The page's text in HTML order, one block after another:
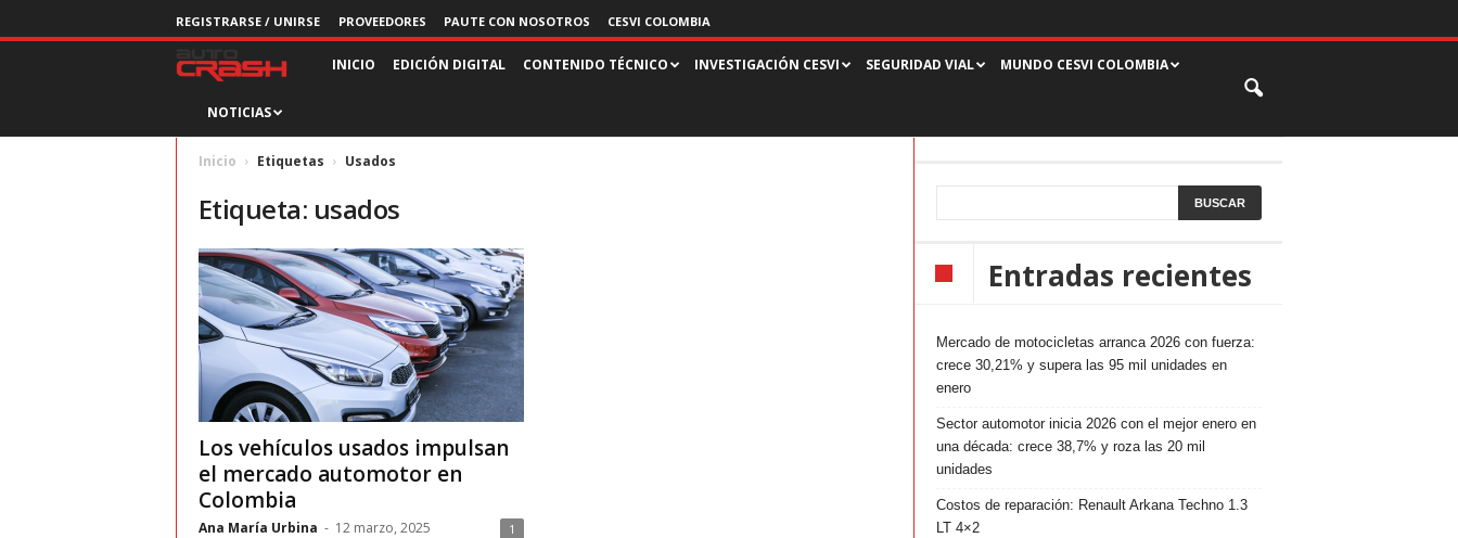
REGISTRARSE / UNIRSE PROVEEDORES PAUTE CON NOSOTROS CESVI COLOMBIA
v
s
t
u
INICIO EDICIÓN DIGITAL CONTENIDO TÉCNICO INVESTIGACIÓN CESVI SEGURIDAD VIAL MUNDO CESVI COLOMBIA
NOTICIAS
Inicio Etiquetas Usados
Etiqueta: usados
Los vehículos usados impulsan
el mercado automotor en
Colombia
Ana María Urbina - 12 marzo, 2025 1
Entradas recientes
Mercado de motocicletas arranca 2026 con fuerza:
crece 30,21% y supera las 95 mil unidades en
enero
Sector automotor inicia 2026 con el mejor enero en
una década: crece 38,7% y roza las 20 mil
unidades
Costos de reparación: Renault Arkana Techno 1.3
LT 4×2